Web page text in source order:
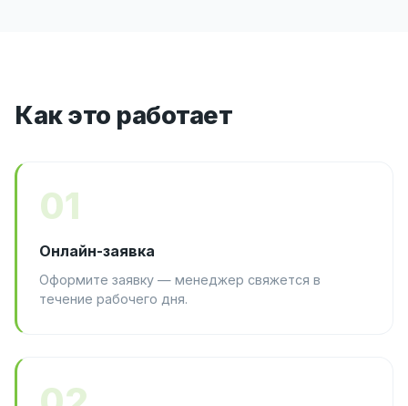
Как это работает
01
Онлайн-заявка
Оформите заявку — менеджер свяжется в
течение рабочего дня.